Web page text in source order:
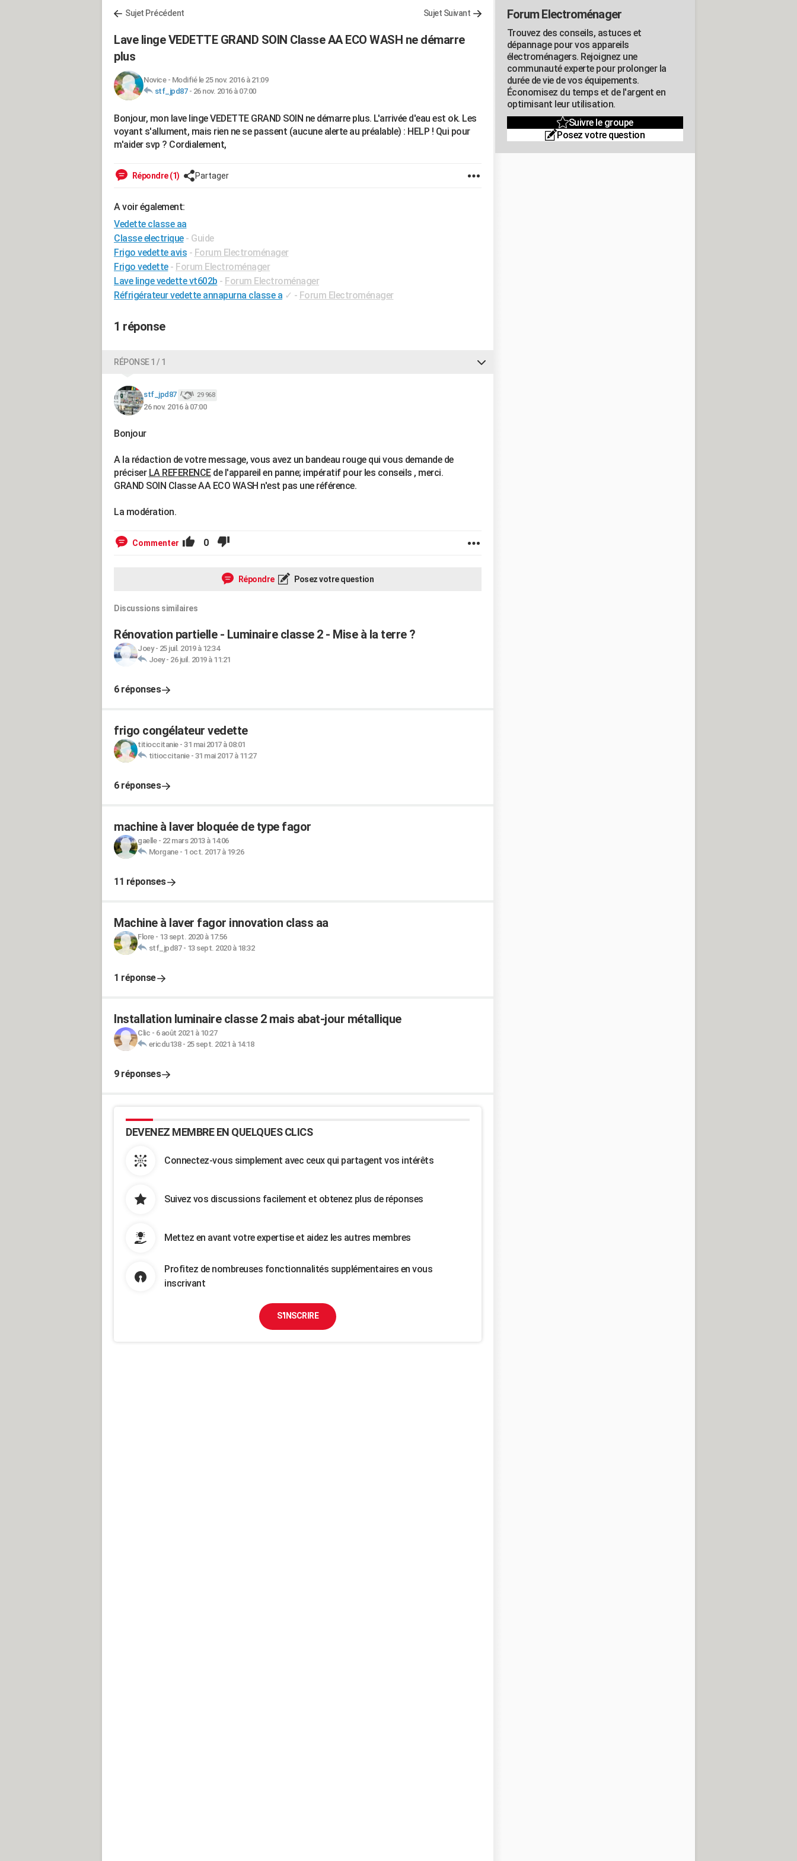
Sujet Précédent Sujet Suivant
Lave linge VEDETTE GRAND SOIN Classe AA ECO WASH ne démarre
plus
Novice- Modifié le 25 nov. 2016 à 21:09
stf_jpd87- 26 nov. 2016 à 07:00
Bonjour, mon lave linge VEDETTE GRAND SOIN ne démarre plus. L'arrivée d'eau est ok. Les
voyant s'allument, mais rien ne se passent (aucune alerte au préalable) : HELP ! Qui pour
m'aider svp ? Cordialement,
Répondre (1) Partager
A voir également:
Vedette classe aa
Classe electrique - Guide
Frigo vedette avis - Forum Electroménager
Frigo vedette - Forum Electroménager
Lave linge vedette vt602b - Forum Electroménager
Réfrigérateur vedette annapurna classe a ✓ - Forum Electroménager
1 réponse
RÉPONSE 1 / 1
stf_jpd87 29 968
26 nov. 2016 à 07:00
Bonjour
A la rédaction de votre message, vous avez un bandeau rouge qui vous demande de
préciser LA REFERENCEde l'appareil en panne; impératif pour les conseils , merci.
GRAND SOIN Classe AA ECO WASH n'est pas une référence.
La modération.
Commenter 0
Répondre Posez votre question
Discussions similaires
Rénovation partielle - Luminaire classe 2 - Mise à la terre ?
Joey- 25 juil. 2019 à 12:34
Joey- 26 juil. 2019 à 11:21
6 réponses
frigo congélateur vedette
titioccitanie- 31 mai 2017 à 08:01
titioccitanie- 31 mai 2017 à 11:27
6 réponses
machine à laver bloquée de type fagor
gaelle- 22 mars 2013 à 14:06
Morgane- 1 oct. 2017 à 19:26
11 réponses
Machine à laver fagor innovation class aa
Flore- 13 sept. 2020 à 17:56
stf_jpd87- 13 sept. 2020 à 18:32
1 réponse
Installation luminaire classe 2 mais abat-jour métallique
Clic - 6 août 2021 à 10:27
ericdu138- 25 sept. 2021 à 14:18
9 réponses
DEVENEZ MEMBRE EN QUELQUES CLICS
Connectez-vous simplement avec ceux qui partagent vos intérêts
Suivez vos discussions facilement et obtenez plus de réponses
Mettez en avant votre expertise et aidez les autres membres
Profitez de nombreuses fonctionnalités supplémentaires en vous
inscrivant
S'INSCRIRE
Forum Electroménager
Trouvez des conseils, astuces et
dépannage pour vos appareils
électroménagers. Rejoignez une
communauté experte pour prolonger la
durée de vie de vos équipements.
Économisez du temps et de l'argent en
optimisant leur utilisation.
Suivre le groupe
Posez votre question